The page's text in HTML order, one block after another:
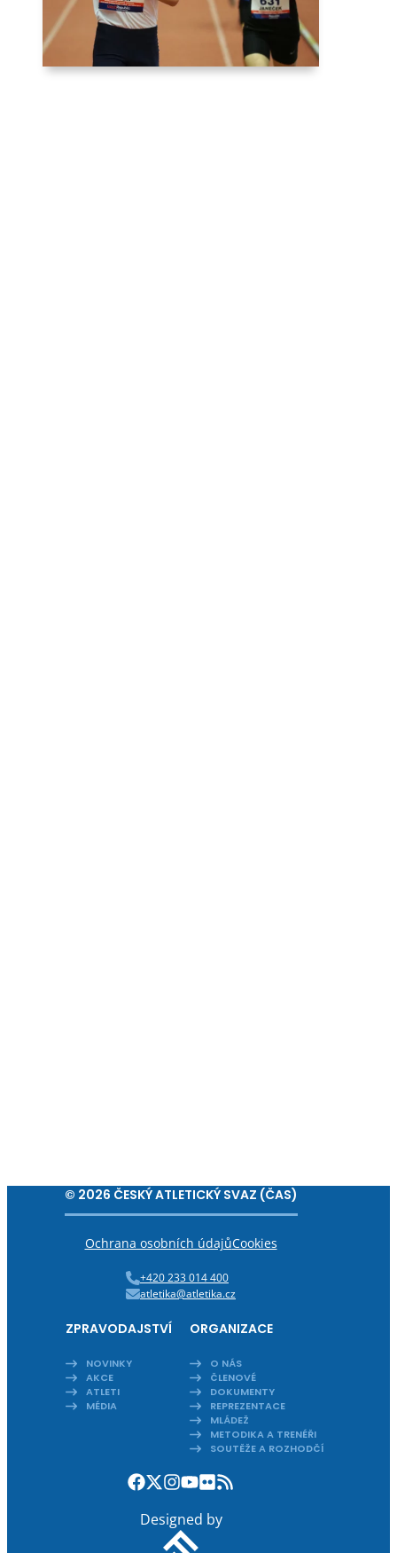
© 2026 ČESKÝ ATLETICKÝ SVAZ (ČAS)
Ochrana osobních údajůCookies
+420 233 014 400
atletika@atletika.cz
ZPRAVODAJSTVÍ
NOVINKY
AKCE
ATLETI
MÉDIA
ORGANIZACE
O NÁS
ČLENOVÉ
DOKUMENTY
REPREZENTACE
MLÁDEŽ
METODIKA A TRENÉŘI
SOUTĚŽE A ROZHODČÍ
Designed by